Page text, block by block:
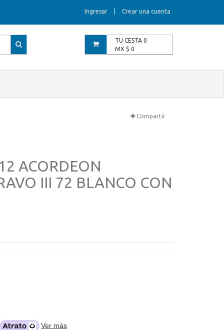
Ingresar Crear una cuenta
TU CESTA 0
MX $ 0
Compartir
ACORDEON
III 72 BLANCO CON
Ver más